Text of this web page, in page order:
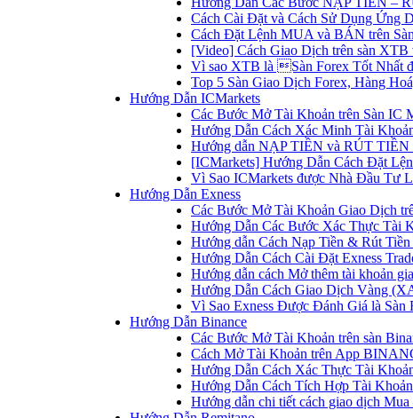
Cách Cài Đặt và Cách Sử Dụng Ứng
Cách Đặt Lệnh MUA và BÁN trên
[Video] Cách Giao Dịch trên sàn XTB
Vì sao XTB là Sàn Forex Tốt Nhất
Top 5 Sàn Giao Dịch Forex, Hàng
Hướng Dẫn ICMarkets
Các Bước Mở Tài Khoản trên Sàn IC
Hướng Dẫn Cách Xác Minh Tài
Hướng dẫn NẠP TIỀN và RÚT TIỀN
[ICMarkets] Hướng Dẫn Cách Đặt
Vì Sao ICMarkets được Nhà Đầu Tư
Hướng Dẫn Exness
Các Bước Mở Tài Khoản Giao Dịch
Hướng Dẫn Các Bước Xác Thực Tài
Hướng dẫn Cách Nạp Tiền & Rút
Hướng Dẫn Cách Cài Đặt Exness
Hướng dẫn cách Mở thêm tài khoản
Hướng Dẫn Cách Giao Dịch Vàng
Vì Sao Exness Được Đánh Giá là Sàn
Hướng Dẫn Binance
Các Bước Mở Tài Khoản trên sàn
Cách Mở Tài Khoản trên App
Hướng Dẫn Cách Xác Thực Tài
Hướng Dẫn Cách Tích Hợp Tài
Hướng dẫn chi tiết cách giao dịch